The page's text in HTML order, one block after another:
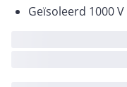
Geïsoleerd 1000 V